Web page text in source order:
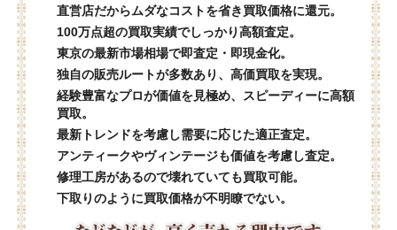
直営店だからムダなコストを省き買取価格に還元。
100万点超の買取実績でしっかり高額査定。
東京の最新市場相場で即査定・即現金化。
独自の販売ルートが多数あり、高価買取を実現。
経験豊富なプロが価値を見極め、スピーディーに高額
買取。
最新トレンドを考慮し需要に応じた適正査定。
アンティークやヴィンテージも価値を考慮し査定。
修理工房があるので壊れていても買取可能。
下取りのように買取価格が不明瞭でない。